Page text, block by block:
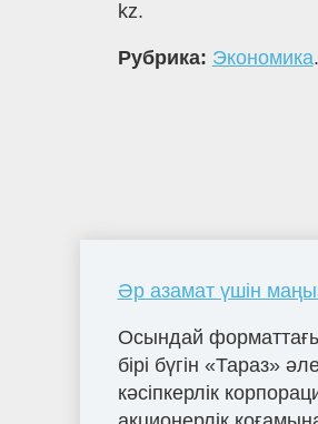
kz.
Рубрика: Экономика.
Әр азамат үшін
Осындай
бірі бүгін «Тараз»
кәсіпкерлік